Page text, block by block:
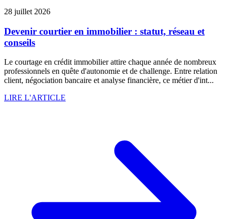
28 juillet 2026
Devenir courtier en immobilier : statut, réseau et
conseils
Le courtage en crédit immobilier attire chaque année de nombreux
professionnels en quête d'autonomie et de challenge. Entre relation
client, négociation bancaire et analyse financière, ce métier d'int...
LIRE L'ARTICLE